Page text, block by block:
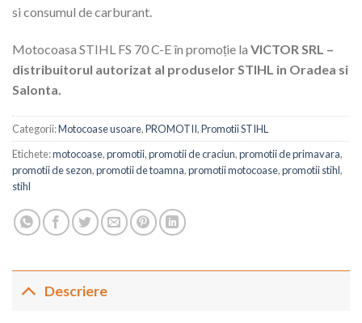
si consumul de carburant.
Motocoasa STIHL FS 70 C-E în promoție la VICTOR SRL –
distribuitorul autorizat al produselor STIHL in Oradea si
Salonta.
Categorii:Motocoase usoare,PROMOTII,Promotii STIHL
Etichete:motocoase,promotii,promotii de craciun,promotii de primavara,
promotii de sezon,promotii de toamna,promotii motocoase,promotii stihl,
stihl
Descriere